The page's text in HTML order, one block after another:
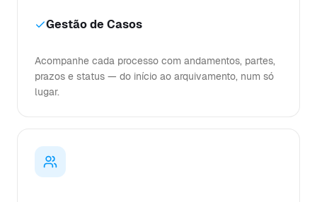
Gestão de Casos
Acompanhe cada processo com andamentos, partes,
prazos e status — do início ao arquivamento, num só
lugar.